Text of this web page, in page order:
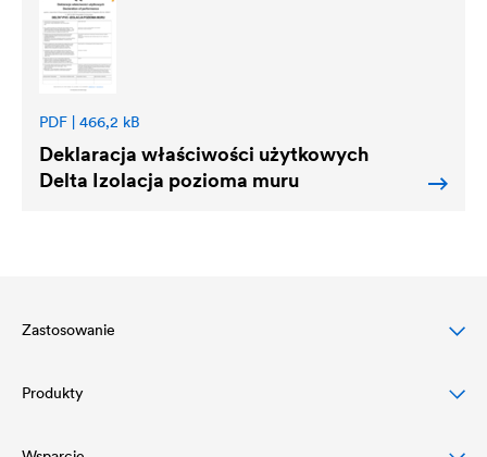
PDF | 466,2 kB
Deklaracja właściwości użytkowych
Delta Izolacja pozioma muru
Zastosowanie
Ochrona dachów skośnych
Produkty